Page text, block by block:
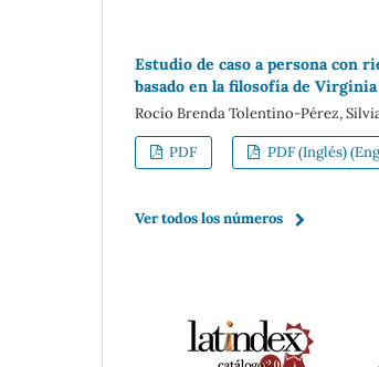
Estudio de caso a persona con
basado en la filosofía de
Rocío Brenda Tolentino-Pérez,
PDF PDF (Inglés)
Ver todos los números